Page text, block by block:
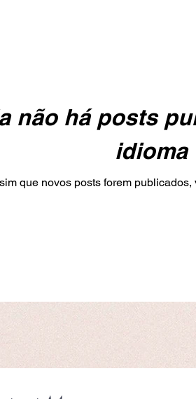
não há posts
idioma
que novos posts forem